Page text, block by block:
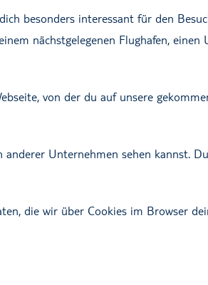
besonders interessant für den
nächstgelegenen Flughafen,
von der du auf unsere
Unternehmen sehen kannst.
die wir über Cookies im Browser